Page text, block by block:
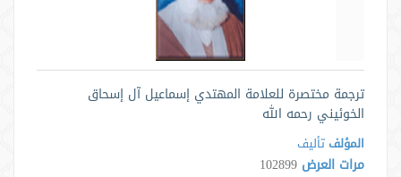
ترجمة مختصرة للعلامة المهتدي إسماعيل آل إسحاق
الخوئيني رحمه الله
المؤلف تألیف
مرات العرض 102899